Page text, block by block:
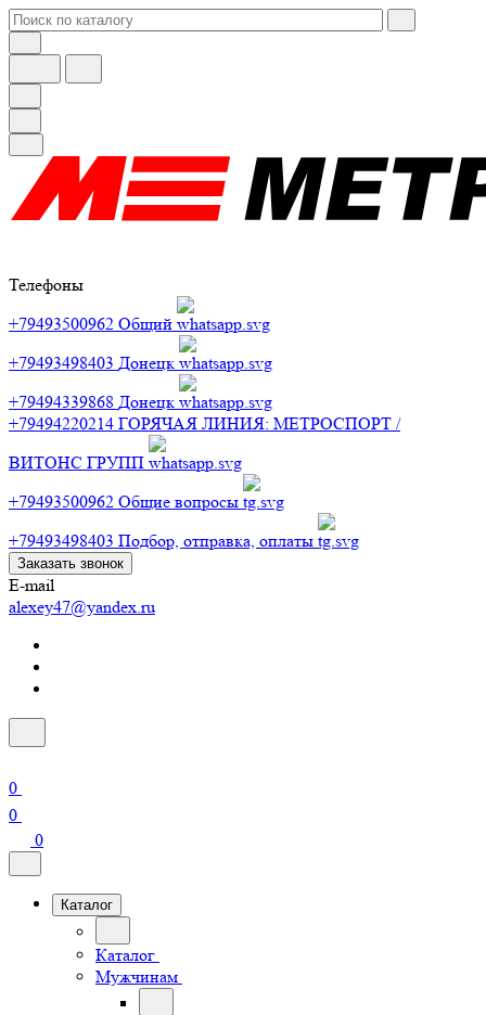
Телефоны
+79493500962 Общий
+79493498403 Донецк
+79494339868 Донецк
+79494220214 ГОРЯЧАЯ ЛИНИЯ: МЕТРОСПОРТ /
ВИТОНС ГРУПП
+79493500962 Общие вопросы
+79493498403 Подбор, отправка, оплаты
Заказать звонок
E-mail
alexey47@yandex.ru
0
0
0
Каталог
Каталог
Мужчинам